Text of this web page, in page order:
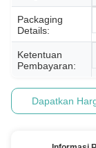
Packaging
Details:
Ketentuan
Pembayaran:
Dapatkan